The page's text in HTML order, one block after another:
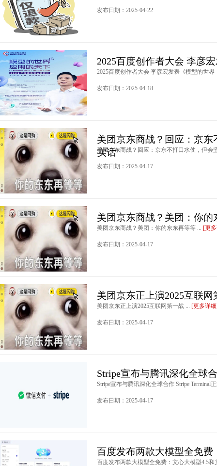
发布日期：2025-04-22
2025百度创作者大会 李彦
2025百度创作者大会 李彦宏发表《模型的世
发布日期：2025-04-18
美团京东商战？回应：京
实话
美团京东商战？回应：京东不打口水仗，但会
发布日期：2025-04-17
美团京东商战？美团：你的
美团京东商战？美团：你的东东再等等 ... [更
发布日期：2025-04-17
美团京东正上演2025互联网
美团京东正上演2025互联网第一战 ... [更多详
发布日期：2025-04-17
Stripe宣布与腾讯深化全球
Stripe宣布与腾讯深化全球合作 Stripe Terminal
发布日期：2025-04-17
百度发布两款大模型全免费
百度发布两款大模型全免费：文心大模型4.5